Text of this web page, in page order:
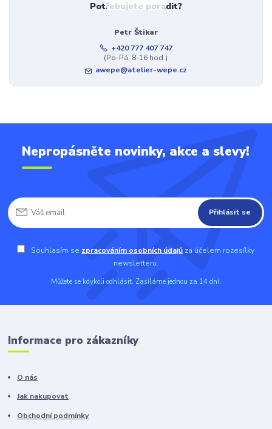
Potřebujete poradit?
Petr Štikar
+420 777 407 747
(Po-Pá, 8-16 hod.)
awepe@atelier-wepe.cz
Nepropásněte novinky, akce a slevy!
Přihlásit se
Souhlasím se zpracováním osobních údajů za účelem rozesílky
newsletteru.
Můžete se kdykoli odhlásit. Zasíláme jednou za 14 dní.
Informace pro zákazníky
O nás
Jak nakupovat
Obchodní podmínky